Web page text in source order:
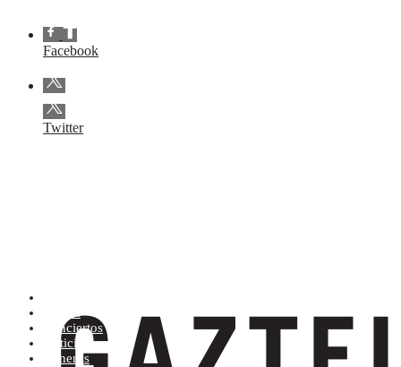
Facebook
Twitter
Tienda
Conciertos
Noticias
Géneros